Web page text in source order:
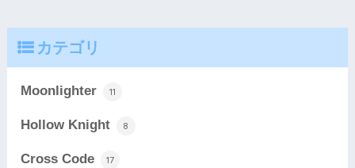
カテゴリ
Moonlighter 11
Hollow Knight 8
Cross Code 17